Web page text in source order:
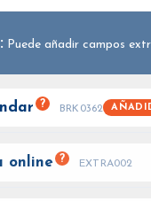
Puede añadir campos
? BRK0362
online ? EXTRA002